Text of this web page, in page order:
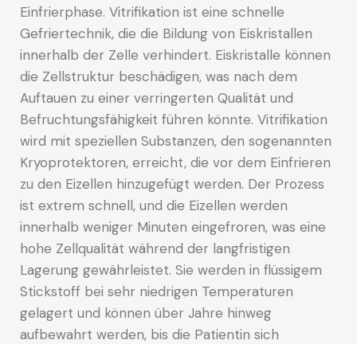
Einfrierphase. Vitrifikation ist eine schnelle
Gefriertechnik, die die Bildung von Eiskristallen
innerhalb der Zelle verhindert. Eiskristalle können
die Zellstruktur beschädigen, was nach dem
Auftauen zu einer verringerten Qualität und
Befruchtungsfähigkeit führen könnte. Vitrifikation
wird mit speziellen Substanzen, den sogenannten
Kryoprotektoren, erreicht, die vor dem Einfrieren
zu den Eizellen hinzugefügt werden. Der Prozess
ist extrem schnell, und die Eizellen werden
innerhalb weniger Minuten eingefroren, was eine
hohe Zellqualität während der langfristigen
Lagerung gewährleistet. Sie werden in flüssigem
Stickstoff bei sehr niedrigen Temperaturen
gelagert und können über Jahre hinweg
aufbewahrt werden, bis die Patientin sich